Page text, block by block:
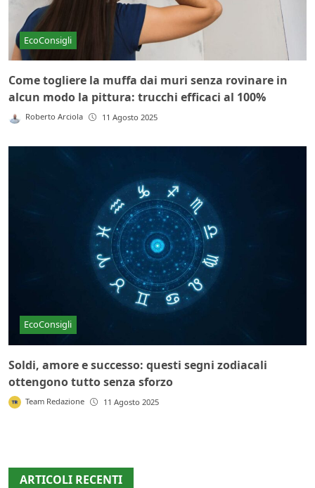
EcoConsigli
Come togliere la muffa dai muri senza rovinare in
alcun modo la pittura: trucchi efficaci al 100%
Roberto Arciola 11 Agosto 2025
EcoConsigli
Soldi, amore e successo: questi segni zodiacali
ottengono tutto senza sforzo
Team Redazione 11 Agosto 2025
ARTICOLI RECENTI